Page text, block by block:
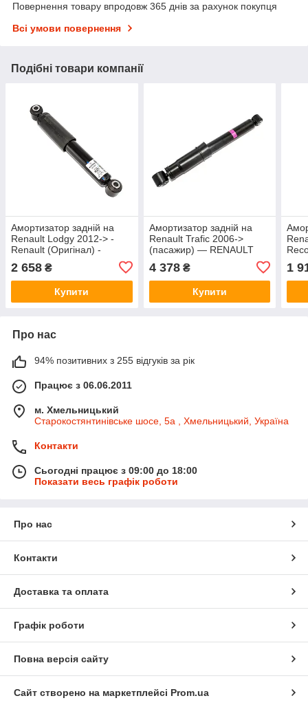
Повернення товару впродовж 365 днів за рахунок покупця
Всі умови повернення
Подібні товари компанії
Амортизатор задній на
Renault Lodgy 2012-> -
Renault (Оригінал) -
2 658 ₴
Купити
Амортизатор задній на
Renault Trafic 2006->
(пасажир) — RENAULT
(Оригінал) - 8200726572
4 378₴
Купити
1
Про нас
94% позитивних з 255 відгуків за рік
Працює з 06.06.2011
м. Хмельницький
Старокостянтинівське шосе, 5а , Хмельницький, Україна
Контакти
Сьогодні працює з 09:00 до 18:00
Показати весь графік роботи
Про нас
Контакти
Доставка та оплата
Графік роботи
Повна версія сайту
Сайт створено на маркетплейсі Prom.ua